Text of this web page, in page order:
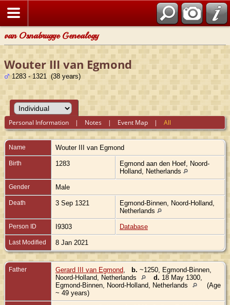
van Osnabrugge Genealogy
Wouter III van Egmond
1283 - 1321 (38 years)
Personal Information | Notes | Event Map |All
Name Wouter III van Egmond
Birth 1283
Egmond aan den Hoef, Noord-
Holland, Netherlands
Gender Male
Death 3 Sep 1321
Egmond-Binnen, Noord-Holland,
Netherlands
Person ID I9303 Database
Last Modified 8 Jan 2021
Father Gerard III van Egmond b. ~1250, Egmond-Binnen,
Noord-Holland, Netherlands
d. 18 May 1300,
Egmond-Binnen, Noord-Holland, Netherlands
(Age
~ 49 years)